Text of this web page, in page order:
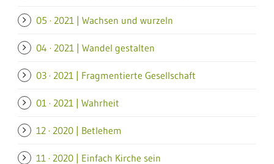
05 · 2021 | Wachsen und wurzeln
04 · 2021 | Wandel gestalten
03 · 2021 | Fragmentierte Gesellschaft
01 · 2021 | Wahrheit
12 · 2020 | Betlehem
11 · 2020 | Einfach Kirche sein